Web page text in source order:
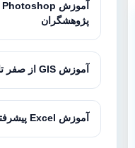
پژوهشگران
آموزش GIS از صفر تا پیشرفته
آموزش Excel پیشرفته برای تحلیل داده